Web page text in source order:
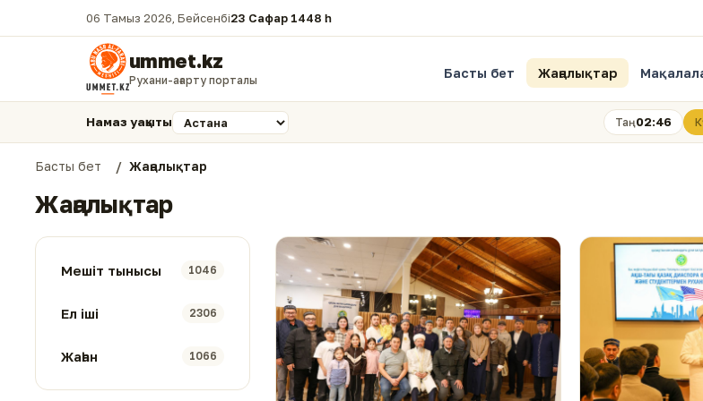
06 Тамыз 2026, Бейсенбі23 Сафар 1448 һ.
ummet.kz
Рухани-ағарту порталы Басты бет Жаңалықтар
Намаз уақыты Таң02:46
Басты бет Жаңалықтар
Жаңалықтар
Мешіт тынысы 1046
Ел іші 2306
Жаһан 1066